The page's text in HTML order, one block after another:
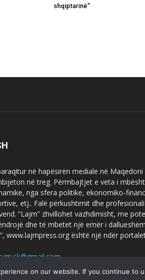
shqiptarinë”
në hapësirën mediale në
në treg. Përmbajtjet e veta i
nga sfera politike, ekonomiko-
etj.. Falë përkushtimit dhe
“Lajm” zhvillohet vazhdimisht, me
dhe të mbetet një emër i
www.lajmpress.org është një ndër
on our website. If you continue to